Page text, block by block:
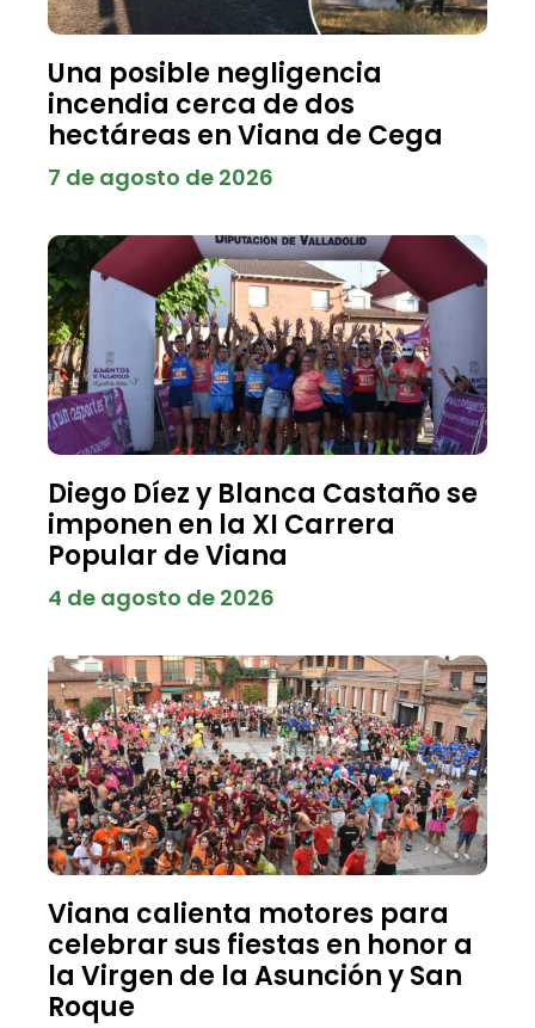
Una posible negligencia
incendia cerca de dos
hectáreas en Viana de Cega
7 de agosto de 2026
Diego Díez y Blanca Castaño se
imponen en la XI Carrera
Popular de Viana
4 de agosto de 2026
Viana calienta motores para
celebrar sus fiestas en honor a
la Virgen de la Asunción y San
Roque